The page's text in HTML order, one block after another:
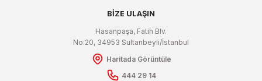
BİZE ULAŞIN
Hasanpaşa, Fatih Blv.
No:20, 34953 Sultanbeyli/İstanbul
Haritada Görüntüle
444 29 14